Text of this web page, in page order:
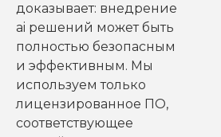
доказывает: внедрение
ai решений может быть
полностью безопасным
и эффективным. Мы
используем только
лицензированное ПО,
соответствующее